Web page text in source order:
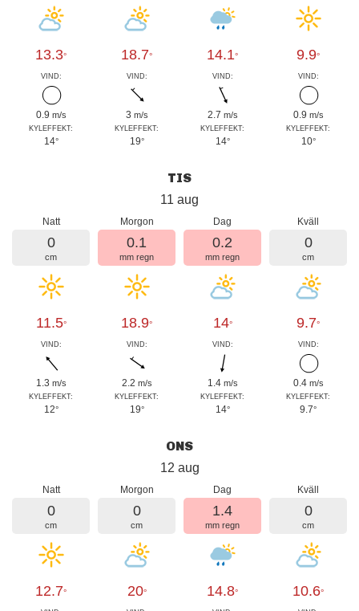
13.3°
VIND:
0.9 m/s
KYLEFFEKT:
14°
18.7°
VIND:
3 m/s
KYLEFFEKT:
19°
14.1°
VIND:
2.7 m/s
KYLEFFEKT:
14°
9.9°
VIND:
0.9 m/s
KYLEFFEKT:
10°
TIS
11 aug
Natt
0
cm
11.5°
VIND:
1.3 m/s
KYLEFFEKT:
12°
Morgon
0.1
mm regn
18.9°
VIND:
2.2 m/s
KYLEFFEKT:
19°
Dag
0.2
mm regn
14°
VIND:
1.4 m/s
KYLEFFEKT:
14°
Kväll
0
cm
9.7°
VIND:
0.4 m/s
KYLEFFEKT:
9.7°
ONS
12 aug
Natt
0
cm
12.7°
Morgon
0
cm
20°
Dag
1.4
mm regn
14.8°
Kväll
0
cm
10.6°